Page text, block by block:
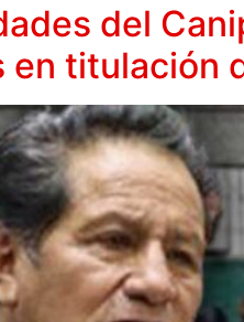
del
en titulación